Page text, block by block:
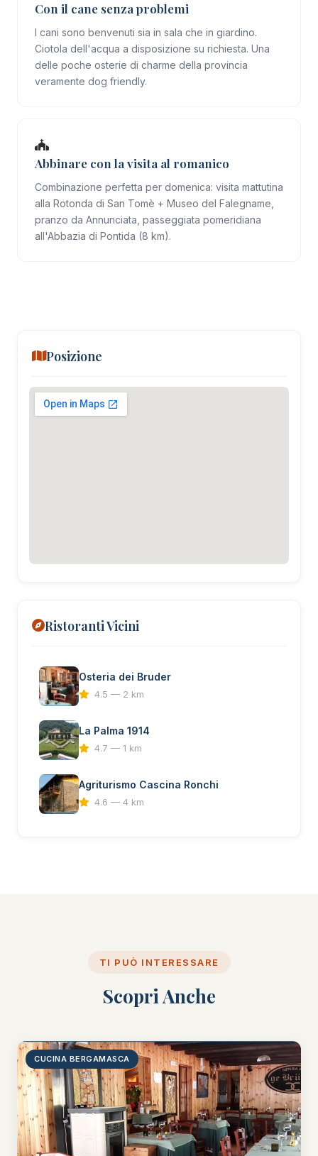
Con il cane senza problemi
I cani sono benvenuti sia in sala che in giardino.
Ciotola dell'acqua a disposizione su richiesta. Una
delle poche osterie di charme della provincia
veramente dog friendly.
Abbinare con la visita al romanico
Combinazione perfetta per domenica: visita mattutina
alla Rotonda di San Tomè + Museo del Falegname,
pranzo da Annunciata, passeggiata pomeridiana
all'Abbazia di Pontida (8 km).
Posizione
Ristoranti Vicini
Osteria dei Bruder
4.5 — 2 km
La Palma 1914
4.7 — 1 km
Agriturismo Cascina Ronchi
4.6 — 4 km
TI PUÒ INTERESSARE
Scopri Anche
CUCINA BERGAMASCA